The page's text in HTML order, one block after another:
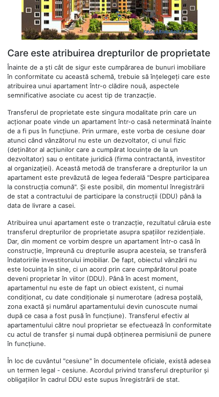
Care este atribuirea drepturilor de proprietate
Înainte de a ști cât de sigur este cumpărarea de bunuri imobiliare
în conformitate cu această schemă, trebuie să înțelegeți care este
atribuirea unui apartament într-o clădire nouă, aspectele
semnificative asociate cu acest tip de tranzacție.
Transferul de proprietate este singura modalitate prin care un
acționar poate vinde un apartament într-o casă neterminată înainte
de a fi pus în funcțiune. Prin urmare, este vorba de cesiune doar
atunci când vânzătorul nu este un dezvoltator, ci unul fizic
(deținător al acțiunilor care a cumpărat locuințe de la un
dezvoltator) sau o entitate juridică (firma contractantă, investitor
al organizației). Această metodă de transferare a drepturilor la un
apartament este prevăzută de legea federală "Despre participarea
la construcția comună". Și este posibil, din momentul înregistrării
de stat a contractului de participare la construcții (DDU) până la
data de livrare a casei.
Atribuirea unui apartament este o tranzacție, rezultatul căruia este
transferul drepturilor de proprietate asupra spațiilor rezidențiale.
Dar, din moment ce vorbim despre un apartament într-o casă în
construcție, împreună cu drepturile asupra acesteia, se transferă
îndatoririle investitorului imobiliar. De fapt, obiectul vânzării nu
este locuința în sine, ci un acord prin care cumpărătorul poate
deveni proprietar în viitor (DDU). Până în acest moment,
apartamentul nu este de fapt un obiect existent, ci numai
condiționat, cu date condiționale și numerotare (adresa poștală,
zona exactă și numărul apartamentului devin cunoscute numai
după ce casa a fost pusă în funcțiune). Transferul efectiv al
apartamentului către noul proprietar se efectuează în conformitate
cu actul de transfer și numai după obținerea permisiunii de punere
în funcțiune.
În loc de cuvântul "cesiune" în documentele oficiale, există adesea
un termen legal - cesiune. Acordul privind transferul drepturilor și
obligațiilor în cadrul DDU este supus înregistrării de stat.